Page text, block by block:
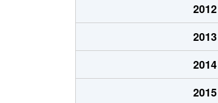
2012
2013
2014
2015